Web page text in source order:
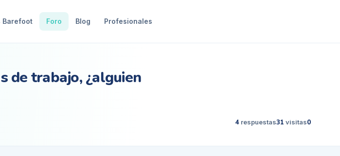
Barefoot Foro Blog Profesionales
de trabajo, ¿alguien
4 respuestas31 visitas0